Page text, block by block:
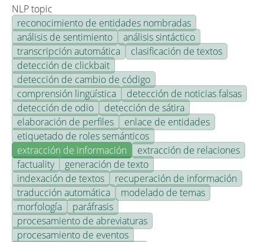
NLP topic
reconocimiento de entidades nombradas
análisis de sentimiento
análisis sintáctico
transcripción automática
clasificación de textos
detección de clickbait
detección de cambio de código
comprensión lingüística
detección de noticias falsas
detección de odio
detección de sátira
elaboración de perfiles
enlace de entidades
etiquetado de roles semánticos
extracción de información
extracción de relaciones
factuality
generación de texto
indexación de textos
recuperación de información
traducción automática
modelado de temas
morfología
paráfrasis
procesamiento de abreviaturas
procesamiento de eventos